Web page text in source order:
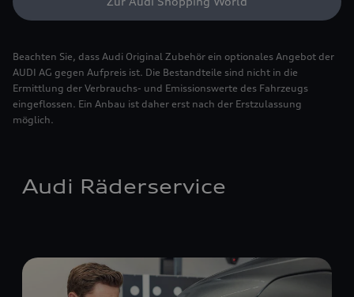
Beachten Sie, dass Audi Original Zubehör ein optionales Angebot der
AUDI AG gegen Aufpreis ist. Die Bestandteile sind nicht in die
Ermittlung der Verbrauchs- und Emissionswerte des Fahrzeugs
eingeflossen. Ein Anbau ist daher erst nach der Erstzulassung
möglich.
Audi Räderservice